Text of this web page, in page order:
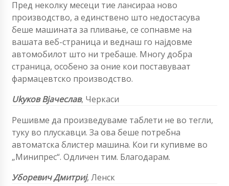
Пред неколку месеци тие лансираа ново
производство, а единствено што недостасува
беше машината за пливање, се сопнавме на
вашата веб-страница и веднаш го најдовме
автомобилот што ни требаше. Многу добра
страница, особено за оние кои поставуваат
фармацевтско производство.
Ukуков Вјачеслав, Черкаси
Решивме да произведуваме таблети не во тегли,
туку во плускавци. За ова беше потребна
автоматска блистер машина. Кои ги купивме во
„Минипрес“. Одличен тим. Благодарам.
Уборевич Дмитриј, Ленск